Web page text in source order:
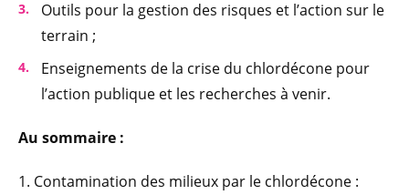
Outils pour la gestion des risques et l’action sur le
terrain ;
Enseignements de la crise du chlordécone pour
l’action publique et les recherches à venir.
Au sommaire :
1. Contamination des milieux par le chlordécone :